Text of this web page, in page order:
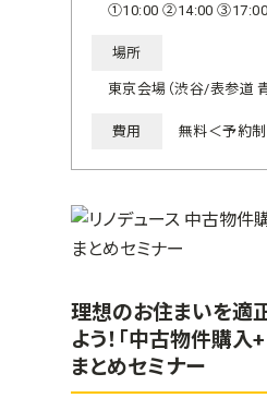
①10:00 ②14:00 ③17:00
場所
東京会場（渋谷/表参道
費用 無料＜予約
理想のお住まいを適
よう！「中古物件購入
まとめセミナー